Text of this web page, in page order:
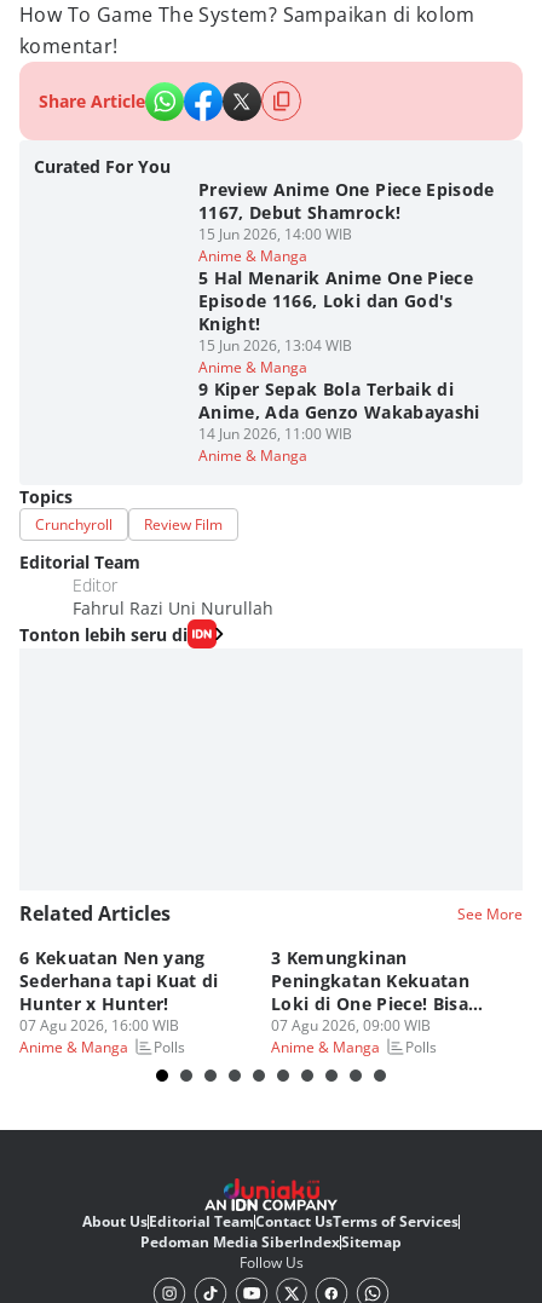
How To Game The System? Sampaikan di kolom
komentar!
Share Article
Curated For You
Preview Anime One Piece Episode
1167, Debut Shamrock!
15 Jun 2026, 14:00 WIB
Anime & Manga
5 Hal Menarik Anime One Piece
Episode 1166, Loki dan God's
Knight!
15 Jun 2026, 13:04 WIB
Anime & Manga
9 Kiper Sepak Bola Terbaik di
Anime, Ada Genzo Wakabayashi
14 Jun 2026, 11:00 WIB
Anime & Manga
Topics
Crunchyroll Review Film
Editorial Team
Editor
Fahrul Razi Uni Nurullah
Tonton lebih seru di
Related Articles See More
6 Kekuatan Nen yang
Sederhana tapi Kuat di
Hunter x Hunter!
07 Agu 2026, 16:00 WIB
Anime & Manga
Polls
3 Kemungkinan
Peningkatan Kekuatan
Loki di One Piece! Bisa
Lebih OP?
07 Agu 2026, 09:00 WIB
Anime & Manga
Polls
About UsEditorial TeamContact UsTerms of Services
Pedoman Media SiberIndexSitemap
Follow Us